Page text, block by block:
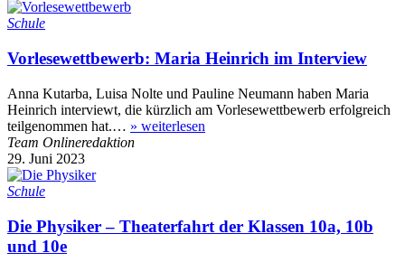
Schule
Vorlesewettbewerb: Maria Heinrich im Interview
Anna Kutarba, Luisa Nolte und Pauline Neumann haben Maria
Heinrich interviewt, die kürzlich am Vorlesewettbewerb erfolgreich
teilgenommen hat.… » weiterlesen
Team Onlineredaktion
29. Juni 2023
Schule
Die Physiker – Theaterfahrt der Klassen 10a, 10b
und 10e